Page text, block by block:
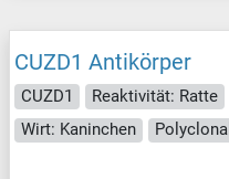
CUZD1 Antikörper
CUZD1 Reaktivität: Ratte
Wirt: Kaninchen
Polyclonal